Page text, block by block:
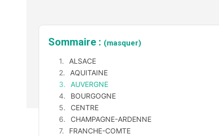
Sommaire : (masquer)
ALSACE
AQUITAINE
AUVERGNE
BOURGOGNE
CENTRE
CHAMPAGNE-ARDENNE
FRANCHE-COMTE